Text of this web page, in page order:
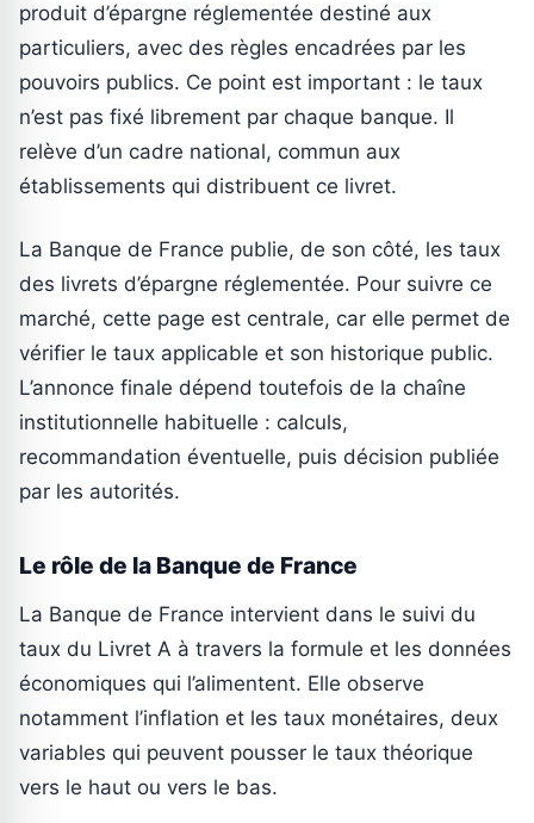
produit d’épargne réglementée destiné aux
particuliers, avec des règles encadrées par les
pouvoirs publics. Ce point est important : le taux
n’est pas fixé librement par chaque banque. Il
relève d’un cadre national, commun aux
établissements qui distribuent ce livret.
La Banque de France publie, de son côté, les taux
des livrets d’épargne réglementée. Pour suivre ce
marché, cette page est centrale, car elle permet de
vérifier le taux applicable et son historique public.
L’annonce finale dépend toutefois de la chaîne
institutionnelle habituelle : calculs,
recommandation éventuelle, puis décision publiée
par les autorités.
Le rôle de la Banque de France
La Banque de France intervient dans le suivi du
taux du Livret A à travers la formule et les données
économiques qui l’alimentent. Elle observe
notamment l’inflation et les taux monétaires, deux
variables qui peuvent pousser le taux théorique
vers le haut ou vers le bas.